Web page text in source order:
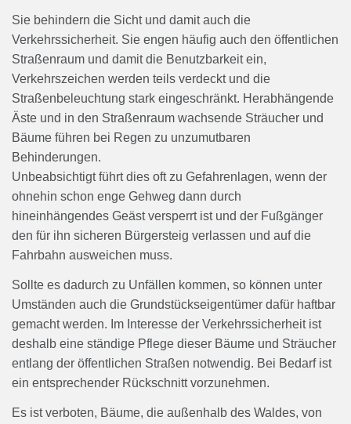
Sie behindern die Sicht und damit auch die
Verkehrssicherheit. Sie engen häufig auch den öffentlichen
Straßenraum und damit die Benutzbarkeit ein,
Verkehrszeichen werden teils verdeckt und die
Straßenbeleuchtung stark eingeschränkt. Herabhängende
Äste und in den Straßenraum wachsende Sträucher und
Bäume führen bei Regen zu unzumutbaren
Behinderungen.
Unbeabsichtigt führt dies oft zu Gefahrenlagen, wenn der
ohnehin schon enge Gehweg dann durch
hineinhängendes Geäst versperrt ist und der Fußgänger
den für ihn sicheren Bürgersteig verlassen und auf die
Fahrbahn ausweichen muss.
Sollte es dadurch zu Unfällen kommen, so können unter
Umständen auch die Grundstückseigentümer dafür haftbar
gemacht werden. Im Interesse der Verkehrssicherheit ist
deshalb eine ständige Pflege dieser Bäume und Sträucher
entlang der öffentlichen Straßen notwendig. Bei Bedarf ist
ein entsprechender Rückschnitt vorzunehmen.
Es ist verboten, Bäume, die außenhalb des Waldes, von